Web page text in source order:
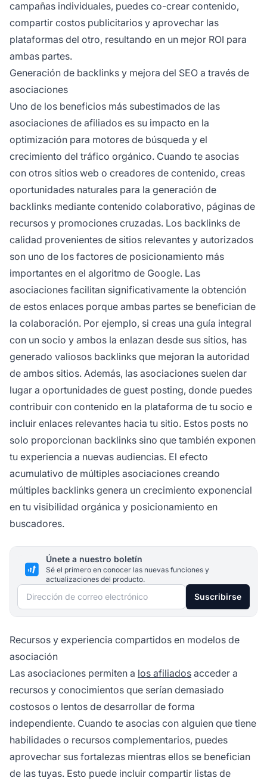
campañas individuales, puedes co-crear contenido,
compartir costos publicitarios y aprovechar las
plataformas del otro, resultando en un mejor ROI para
ambas partes.
Generación de backlinks y mejora del SEO a través de
asociaciones
Uno de los beneficios más subestimados de las
asociaciones de afiliados es su impacto en la
optimización para motores de búsqueda y el
crecimiento del tráfico orgánico. Cuando te asocias
con otros sitios web o creadores de contenido, creas
oportunidades naturales para la generación de
backlinks mediante contenido colaborativo, páginas de
recursos y promociones cruzadas. Los backlinks de
calidad provenientes de sitios relevantes y autorizados
son uno de los factores de posicionamiento más
importantes en el algoritmo de Google. Las
asociaciones facilitan significativamente la obtención
de estos enlaces porque ambas partes se benefician de
la colaboración. Por ejemplo, si creas una guía integral
con un socio y ambos la enlazan desde sus sitios, has
generado valiosos backlinks que mejoran la autoridad
de ambos sitios. Además, las asociaciones suelen dar
lugar a oportunidades de guest posting, donde puedes
contribuir con contenido en la plataforma de tu socio e
incluir enlaces relevantes hacia tu sitio. Estos posts no
solo proporcionan backlinks sino que también exponen
tu experiencia a nuevas audiencias. El efecto
acumulativo de múltiples asociaciones creando
múltiples backlinks genera un crecimiento exponencial
en tu visibilidad orgánica y posicionamiento en
buscadores.
Únete a nuestro boletín
Sé el primero en conocer las nuevas funciones y
actualizaciones del producto.
Dirección de correo electrónico Suscribirse
Recursos y experiencia compartidos en modelos de
asociación
Las asociaciones permiten a los afiliados acceder a
recursos y conocimientos que serían demasiado
costosos o lentos de desarrollar de forma
independiente. Cuando te asocias con alguien que tiene
habilidades o recursos complementarios, puedes
aprovechar sus fortalezas mientras ellos se benefician
de las tuyas. Esto puede incluir compartir listas de